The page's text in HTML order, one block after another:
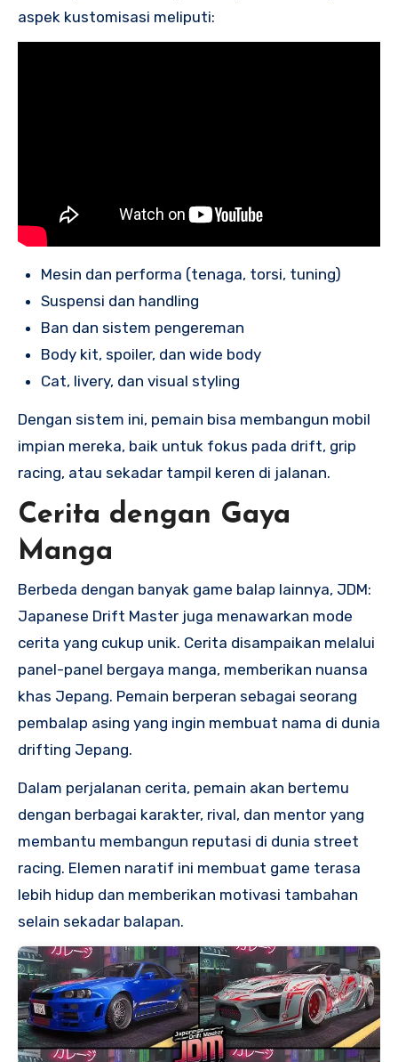
aspek kustomisasi meliputi:
Mesin dan performa (tenaga, torsi, tuning)
Suspensi dan handling
Ban dan sistem pengereman
Body kit, spoiler, dan wide body
Cat, livery, dan visual styling
Dengan sistem ini, pemain bisa membangun mobil
impian mereka, baik untuk fokus pada drift, grip
racing, atau sekadar tampil keren di jalanan.
Cerita dengan Gaya
Manga
Berbeda dengan banyak game balap lainnya, JDM:
Japanese Drift Master juga menawarkan mode
cerita yang cukup unik. Cerita disampaikan melalui
panel-panel bergaya manga, memberikan nuansa
khas Jepang. Pemain berperan sebagai seorang
pembalap asing yang ingin membuat nama di dunia
drifting Jepang.
Dalam perjalanan cerita, pemain akan bertemu
dengan berbagai karakter, rival, dan mentor yang
membantu membangun reputasi di dunia street
racing. Elemen naratif ini membuat game terasa
lebih hidup dan memberikan motivasi tambahan
selain sekadar balapan.